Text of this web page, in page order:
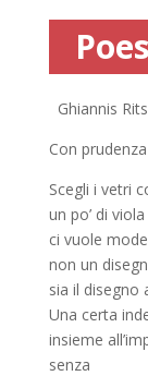
Ghiannis
Con prudenza
Scegli i vetri
un po’ di
ci vuole
non un
sia il disegno
Una certa
insieme
senza